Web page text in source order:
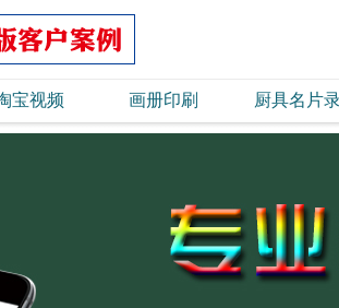
宝视频 画册印刷 厨具名片